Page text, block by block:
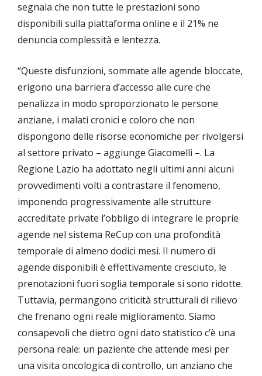
segnala che non tutte le prestazioni sono
disponibili sulla piattaforma online e il 21% ne
denuncia complessità e lentezza.
“Queste disfunzioni, sommate alle agende bloccate,
erigono una barriera d’accesso alle cure che
penalizza in modo sproporzionato le persone
anziane, i malati cronici e coloro che non
dispongono delle risorse economiche per rivolgersi
al settore privato – aggiunge Giacomelli –. La
Regione Lazio ha adottato negli ultimi anni alcuni
provvedimenti volti a contrastare il fenomeno,
imponendo progressivamente alle strutture
accreditate private l’obbligo di integrare le proprie
agende nel sistema ReCup con una profondità
temporale di almeno dodici mesi. Il numero di
agende disponibili è effettivamente cresciuto, le
prenotazioni fuori soglia temporale si sono ridotte.
Tuttavia, permangono criticità strutturali di rilievo
che frenano ogni reale miglioramento. Siamo
consapevoli che dietro ogni dato statistico c’è una
persona reale: un paziente che attende mesi per
una visita oncologica di controllo, un anziano che